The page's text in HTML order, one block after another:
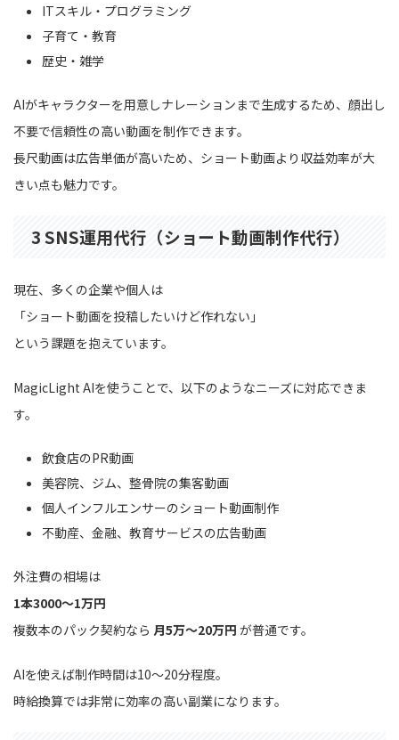
ITスキル・プログラミング
子育て・教育
歴史・雑学
AIがキャラクターを用意しナレーションまで生成するため、顔出し
不要で信頼性の高い動画を制作できます。
長尺動画は広告単価が高いため、ショート動画より収益効率が大
きい点も魅力です。
3 SNS運用代行（ショート動画制作代行）
現在、多くの企業や個人は
「ショート動画を投稿したいけど作れない」
という課題を抱えています。
MagicLight AIを使うことで、以下のようなニーズに対応できま
す。
飲食店のPR動画
美容院、ジム、整骨院の集客動画
個人インフルエンサーのショート動画制作
不動産、金融、教育サービスの広告動画
外注費の相場は
1本3000〜1万円
複数本のパック契約なら 月5万〜20万円 が普通です。
AIを使えば制作時間は10〜20分程度。
時給換算では非常に効率の高い副業になります。